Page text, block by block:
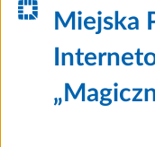
Miejska